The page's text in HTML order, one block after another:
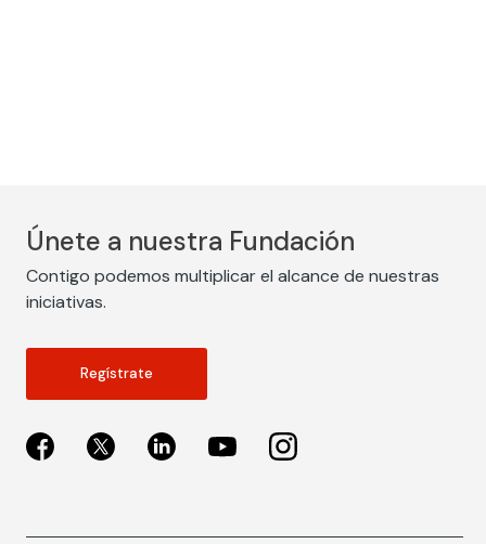
Únete a nuestra Fundación
Contigo podemos multiplicar el alcance de nuestras
iniciativas.
Regístrate